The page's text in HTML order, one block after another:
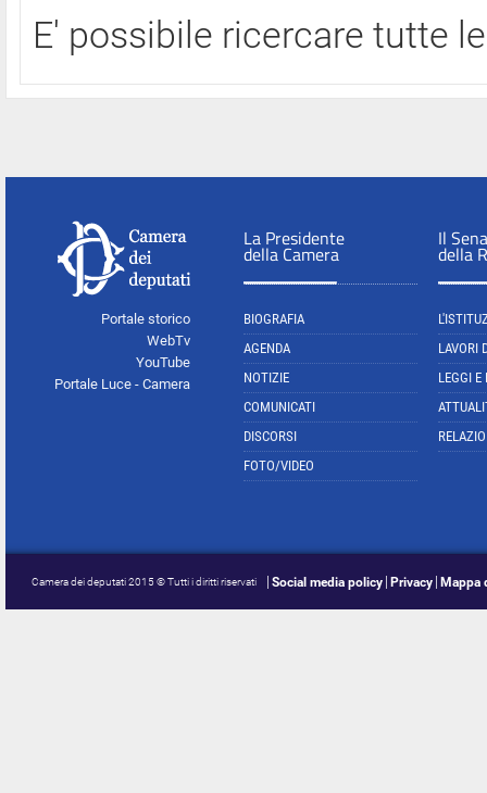
E' possibile ricercare tutte
Portale storico
WebTv
YouTube
Portale Luce - Camera
La Presidente
della Camera
BIOGRAFIA
AGENDA
NOTIZIE
COMUNICATI
DISCORSI
FOTO/VIDEO
Il
della
LAVORI
LEGGI E
Camera dei deputati 2015 © Tutti i diritti riservati Social media policy Privacy Mappa